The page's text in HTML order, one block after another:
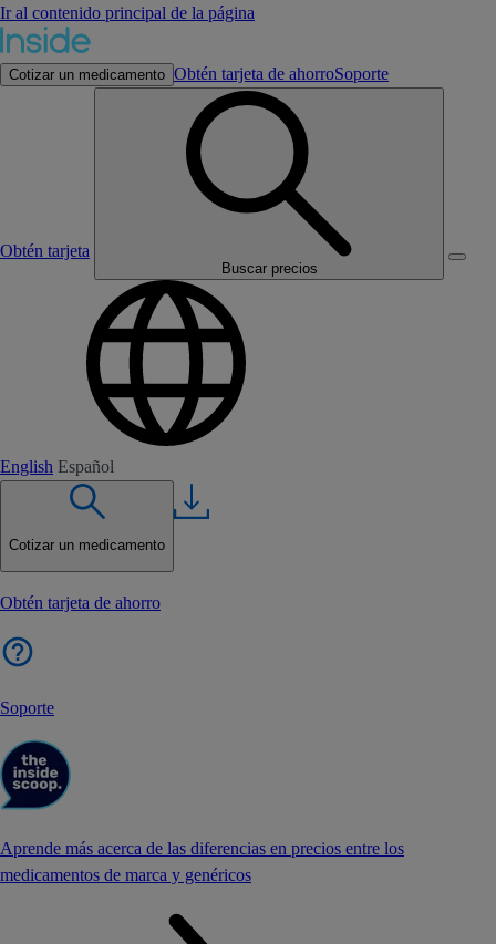
Ir al contenido principal de la página
Cotizar un medicamento Obtén tarjeta de ahorroSoporte
Obtén tarjeta
Buscar precios
English Español
Cotizar un medicamento
Obtén tarjeta de ahorro
Soporte
Aprende más acerca de las diferencias en precios entre los
medicamentos de marca y genéricos